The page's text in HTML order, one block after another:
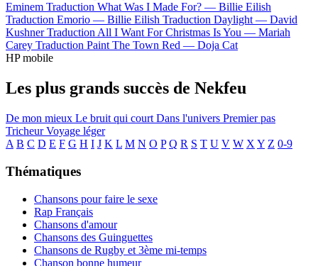
Eminem Traduction What Was I Made For? — Billie Eilish
Traduction Emorio — Billie Eilish Traduction Daylight — David
Kushner Traduction All I Want For Christmas Is You — Mariah
Carey Traduction Paint The Town Red — Doja Cat
HP mobile
Les plus grands succès de Nekfeu
De mon mieux Le bruit qui court Dans l'univers Premier pas
TricheurVoyage léger
A B C D E F G H I J K L M N O P Q R S T U V W X Y Z 0-9
Thématiques
Chansons pour faire le sexe
Rap Français
Chansons d'amour
Chansons des Guinguettes
Chansons de Rugby et 3ème mi-temps
Chanson bonne humeur